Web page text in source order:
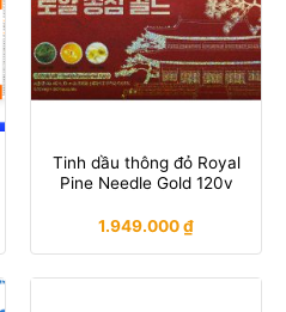
Tinh dầu thông đỏ Royal
Pine Needle Gold 120v
1.949.000₫